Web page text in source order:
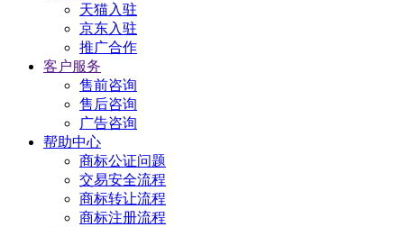
天猫入驻
京东入驻
推广合作
客户服务
售前咨询
售后咨询
广告咨询
帮助中心
商标公证问题
交易安全流程
商标转让流程
商标注册流程